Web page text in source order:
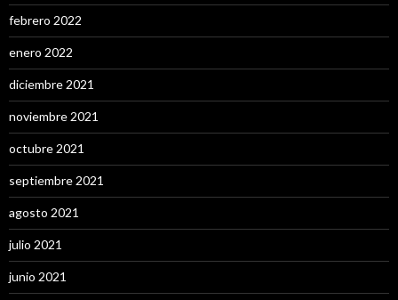
febrero 2022
enero 2022
diciembre 2021
noviembre 2021
octubre 2021
septiembre 2021
agosto 2021
julio 2021
junio 2021